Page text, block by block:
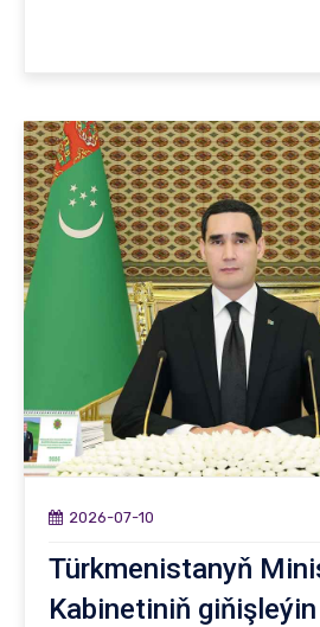
2026-07-10
Türkmenistanyň
Kabinetiniň giňişleýin